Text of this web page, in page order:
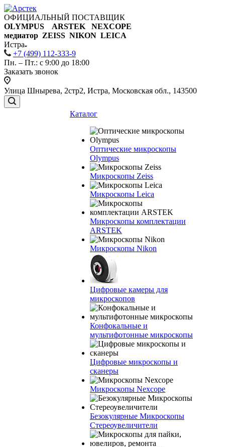
ОФИЦИАЛЬНЫЙ ПОСТАВЩИК
OLYMPUS ARSTEK NEXCOPE
медиатор ZEISS NIKON LEICA
Истра
+7 (499) 112-333-9
Пн. – Пт.: с 9:00 до 18:00
Заказать звонок
Улица Шнырева, 2стр2, Истра, Московская обл., 143500
Каталог
Оптические микроскопы
Olympus
Микроскопы Zeiss
Микроскопы Leica
Микроскопы комплектации
ARSTEK
Микроскопы Nikon
Цифровые камеры для
микроскопов
Конфокальные и
мультифотонные микроскопы
Цифровые микроскопы и
сканеры
Микроскопы Nexcope
Безокулярные Микроскопы
Стереоувеличители